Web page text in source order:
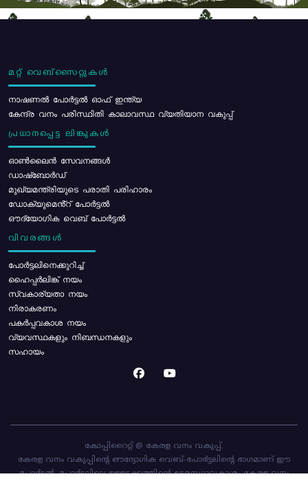
മറ്റ് വെബ്സൈറ്റുകൾ
നാഷണൽ പോർട്ടൽ ഓഫ് ഇന്ത്യ
കേന്ദ്ര വനം പരിസ്ഥിതി കാലാവസ്ഥ വ്യതിയാന വകുപ്പ്
പ്രധാനപ്പെട്ട ലിങ്കുകൾ
ഓൺലൈൻ സേവനങ്ങൾ
ഡാഷ്ബോർഡ്
മുഖ്യമന്ത്രിയുടെ പരാതി പരിഹാരം
ഡോക്യുമെൻ്റ് പോർട്ടൽ
ഔദ്യോഗിക വെബ് പോർട്ടൽ
വിവരങ്ങൾ
പോര്‍ട്ടലിനെക്കുറിച്ച്
ഹൈപ്പർലിങ്ക് നയം
സ്വകാര്യതാ നയം
നിരാകരണം
പകർപ്പവകാശ നയം
വ്യവസ്ഥകളും നിബന്ധനകളും
സഹായം
കോപ്പിറൈറ്റ് @ കേരള വനം വകുപ്പ്.
കേരള വനം വകുപ്പിന്റെ ഔദ്യോഗിക വെബ്-പോർട്ടലിന്റെ ഭാഗമാണ് ഈ
പോർട്ടൽ. പോർട്ടലിലെ ഉള്ളടക്കത്തിന്റെ ഉടമസ്ഥാവകാശം കേരള വനം